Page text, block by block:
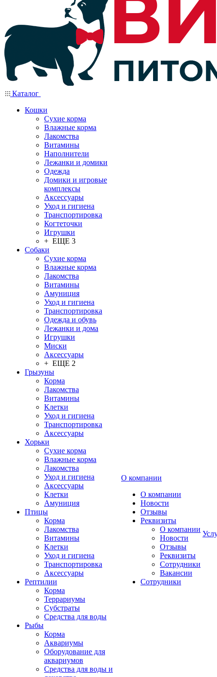
Каталог
Кошки
Сухие корма
Влажные корма
Лакомства
Витамины
Наполнители
Лежанки и домики
Одежда
Домики и игровые
комплексы
Аксессуары
Уход и гигиена
Транспортировка
Когтеточки
Игрушки
+ ЕЩЕ 3
Собаки
Сухие корма
Влажные корма
Лакомства
Витамины
Амуниция
Уход и гигиена
Транспортировка
Одежда и обувь
Лежанки и дома
Игрушки
Миски
Аксессуары
+ ЕЩЕ 2
Грызуны
Корма
Лакомства
Витамины
Клетки
Уход и гигиена
Транспортировка
Аксессуары
Хорьки
Сухие корма
Влажные корма
Лакомства
Уход и гигиена
Аксессуары
Клетки
Амуниция
Птицы
Корма
Лакомства
Витамины
Клетки
Уход и гигиена
Транспортировка
Аксессуары
Рептилии
Корма
Террариумы
Субстраты
Средства для воды
Рыбы
Корма
Аквариумы
Оборудование для
аквариумов
Средства для воды и
О компании
О компании
Новости
Отзывы
Реквизиты
О компании
Новости
Отзывы
Реквизиты
Сотрудники
Вакансии
Сотрудники